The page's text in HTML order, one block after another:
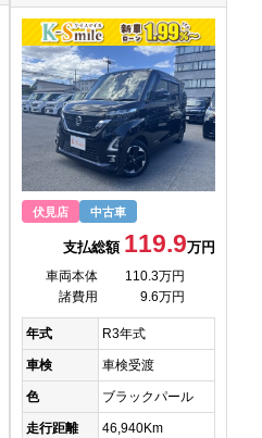
伏見店 中古車
支払総額 119.9万円
車両本体
110.3万円
諸費用
9.6万円
年式 R3年式
車検 車検受渡
色 ブラックパール
走行距離 46,940Km